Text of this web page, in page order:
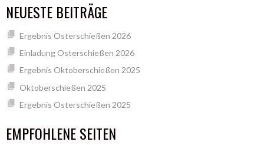
NEUESTE BEITRÄGE
Ergebnis Osterschießen 2026
Einladung Osterschießen 2026
Ergebnis Oktoberschießen 2025
Oktoberschießen 2025
Ergebnis Osterschießen 2025
EMPFOHLENE SEITEN